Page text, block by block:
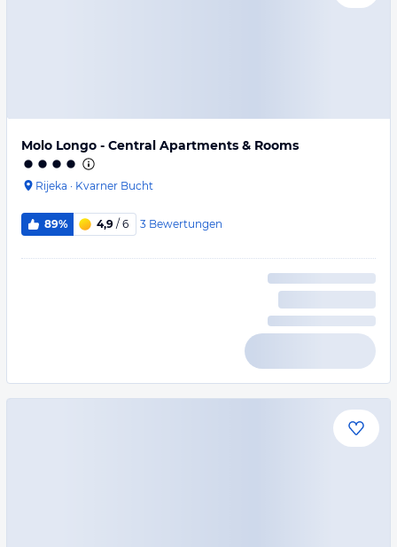
Molo Longo - Central Apartments & Rooms
Rijeka · Kvarner Bucht
89% 4,9 / 6 3 Bewertungen